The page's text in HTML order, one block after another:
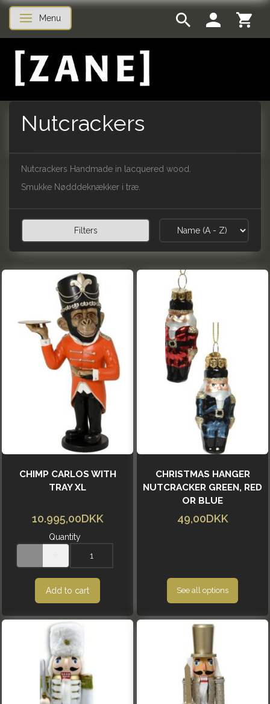
Toggle navigation
Menu
Nutcrackers
Nutcrackers Handmade in lacquered wood.
Smukke Nødddeknækker i træ.
Filters
CHIMP CARLOS WITH
TRAY XL
10.995,00DKK
Quantity
Add to cart
CHRISTMAS HANGER
NUTCRACKER GREEN, RED
OR BLUE
49,00DKK
See all options